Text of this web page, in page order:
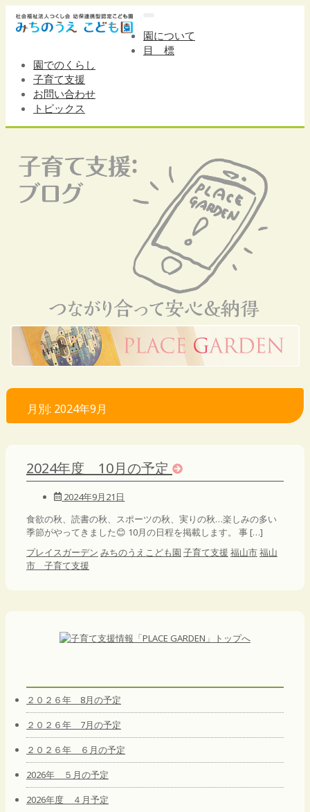
ビ
ゲ
ー
園について
目 標
園でのくらし
子育て支援
お問い合わせ
トピックス
月別: 2024年9月
2024年度 10月の予定
2024年9月21日
食欲の秋、読書の秋、スポーツの秋、実りの秋…楽しみの多い
季節がやってきました😊 10月の日程を掲載します。 事 […]
プレイスガーデン みちのうえこども園 子育て支援 福山市福山
市 子育て支援
２０２６年 8月の予定
２０２６年 7月の予定
２０２６年 ６月の予定
2026年 ５月の予定
2026年度 ４月予定